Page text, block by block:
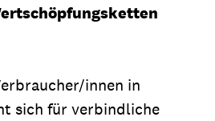
innen in
sich für verbindliche